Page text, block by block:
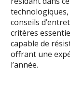
conseils
critères
capable de
offrant une
l’année.